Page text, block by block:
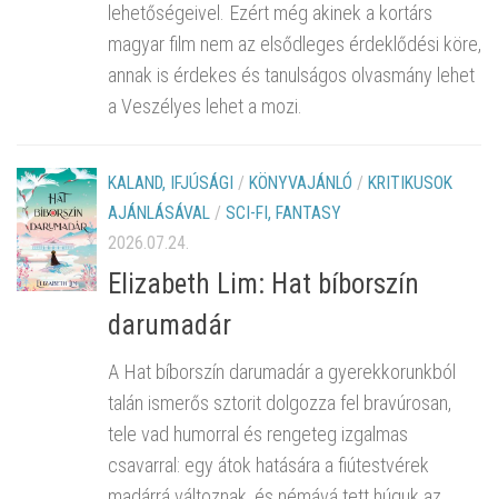
lehetőségeivel. Ezért még akinek a kortárs
magyar film nem az elsődleges érdeklődési köre,
annak is érdekes és tanulságos olvasmány lehet
a Veszélyes lehet a mozi.
KALAND, IFJÚSÁGI / KÖNYVAJÁNLÓ / KRITIKUSOK
AJÁNLÁSÁVAL / SCI-FI, FANTASY
2026.07.24.
Elizabeth Lim: Hat bíborszín
darumadár
A Hat bíborszín darumadár a gyerekkorunkból
talán ismerős sztorit dolgozza fel bravúrosan,
tele vad humorral és rengeteg izgalmas
csavarral: egy átok hatására a fiútestvérek